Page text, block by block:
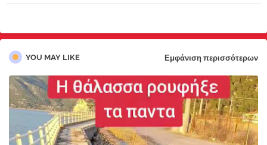
YOU MAY LIKE Εμφάνιση περισσότερων